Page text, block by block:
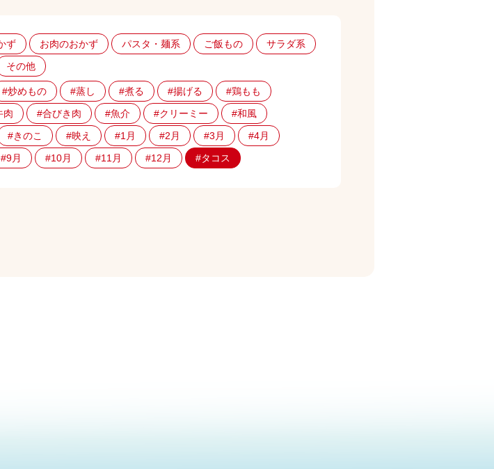
ず お肉のおかず パスタ・麺系 ご飯もの
サラダ系
その他
#炒めもの #蒸し #煮る #揚げる
#鶏もも
肉 #合びき肉 #魚介 #クリーミー
#和風
#きのこ #映え #1月 #2月 #3月
#4月
#9月 #10月 #11月 #12月 #タコス